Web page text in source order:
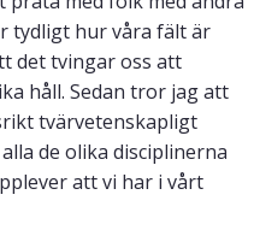
tydligt hur våra fält är
det tvingar oss att
håll. Sedan tror jag att
tvärvetenskapligt
de olika disciplinerna
att vi har i vårt